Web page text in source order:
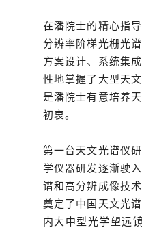
在潘院士的精心指
分辨率阶梯光栅光
方案设计、系统集
性地掌握了大型天
是潘院士有意培养
初衷。
第一台天文光谱仪
学仪器研发逐渐驶
谱和高分辨成像技
奠定了中国天文光
内大中型光学望远